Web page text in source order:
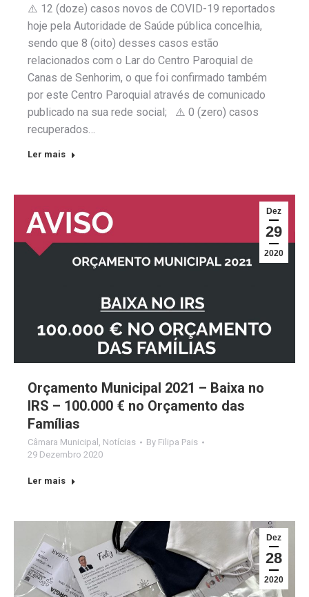
⚠️ 12 (doze) casos novos de COVID-19 reportados
hoje pela Autoridade de Saúde pública concelhia,
sendo que 8 (oito) desses casos estão
relacionados com o Lar do Centro Paroquial de
Canas de Senhorim, o que foi confirmado também
por este Centro Paroquial através de comunicado
publicado na sua rede social; ⚠️ 0 (zero) casos
recuperados…
Ler mais
Dez
29
2020
Orçamento Municipal 2021 – Baixa no
IRS – 100.000 € no Orçamento das
Famílias
Câmara Municipal Notícias By Filipa Pais
29 Dezembro 2020
Ler mais
Dez
28
2020